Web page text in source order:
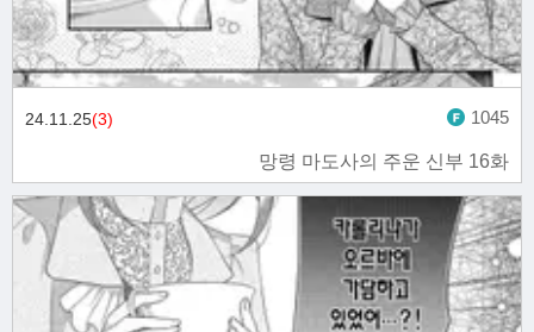
망령 마도사의 주운 신부 16화
24.11.25(3) 1045